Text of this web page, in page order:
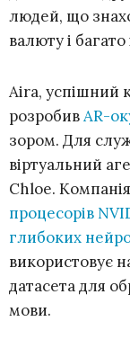
людей, що
валюту і
Aira, успішний
розробивAR-
зором. Для
віртуальний
Chloe.
процесорів
глибоких
використовує
датасета для
мови.